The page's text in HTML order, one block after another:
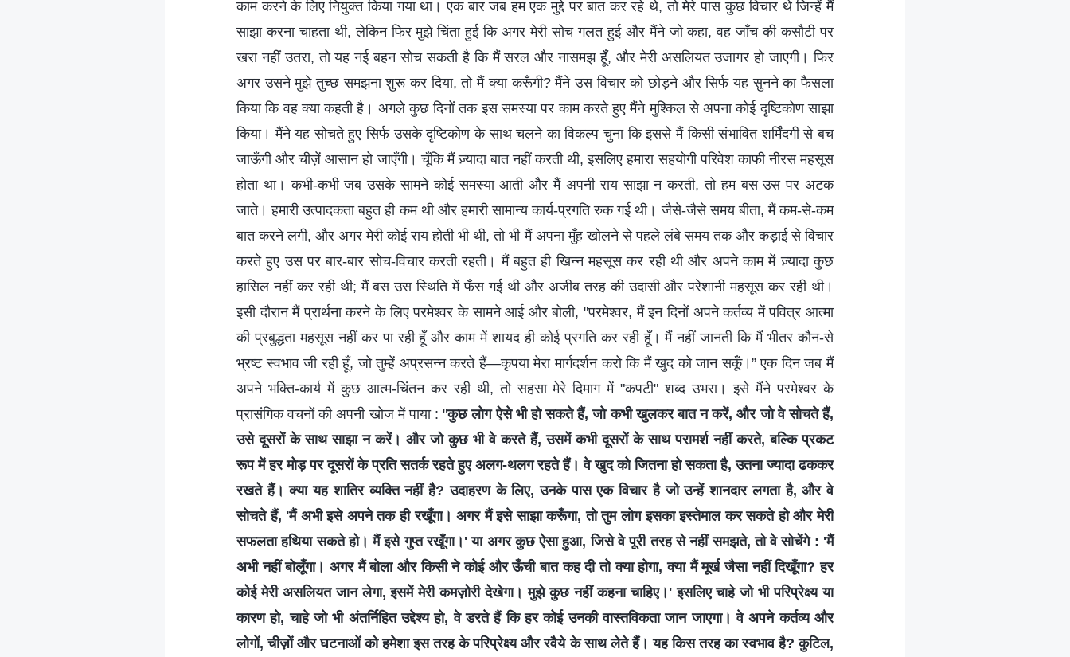
काम करने के लिए नियुक्त किया गया था। एक बार जब हम एक मुद्दे पर बात कर रहे थे, तो मेरे पास कुछ विचार थे जिन्हें मैं
साझा करना चाहता थी, लेकिन फिर मुझे चिंता हुई कि अगर मेरी सोच गलत हुई और मैंने जो कहा, वह जाँच की कसौटी पर
खरा नहीं उतरा, तो यह नई बहन सोच सकती है कि मैं सरल और नासमझ हूँ, और मेरी असलियत उजागर हो जाएगी। फिर
अगर उसने मुझे तुच्छ समझना शुरू कर दिया, तो मैं क्या करूँगी? मैंने उस विचार को छोड़ने और सिर्फ यह सुनने का फैसला
किया कि वह क्या कहती है। अगले कुछ दिनों तक इस समस्या पर काम करते हुए मैंने मुश्किल से अपना कोई दृष्टिकोण साझा
किया। मैंने यह सोचते हुए सिर्फ उसके दृष्टिकोण के साथ चलने का विकल्प चुना कि इससे मैं किसी संभावित शर्मिंदगी से बच
जाऊँगी और चीज़ें आसान हो जाएँगी। चूँकि मैं ज़्यादा बात नहीं करती थी, इसलिए हमारा सहयोगी परिवेश काफी नीरस महसूस
होता था। कभी-कभी जब उसके सामने कोई समस्या आती और मैं अपनी राय साझा न करती, तो हम बस उस पर अटक
जाते। हमारी उत्पादकता बहुत ही कम थी और हमारी सामान्य कार्य-प्रगति रुक गई थी। जैसे-जैसे समय बीता, मैं कम-से-कम
बात करने लगी, और अगर मेरी कोई राय होती भी थी, तो भी मैं अपना मुँह खोलने से पहले लंबे समय तक और कड़ाई से विचार
करते हुए उस पर बार-बार सोच-विचार करती रहती। मैं बहुत ही खिन्न महसूस कर रही थी और अपने काम में ज़्यादा कुछ
हासिल नहीं कर रही थी; मैं बस उस स्थिति में फँस गई थी और अजीब तरह की उदासी और परेशानी महसूस कर रही थी।
इसी दौरान मैं प्रार्थना करने के लिए परमेश्वर के सामने आई और बोली, "परमेश्वर, मैं इन दिनों अपने कर्तव्य में पवित्र आत्मा
की प्रबुद्धता महसूस नहीं कर पा रही हूँ और काम में शायद ही कोई प्रगति कर रही हूँ। मैं नहीं जानती कि मैं भीतर कौन-से
भ्रष्ट स्वभाव जी रही हूँ, जो तुम्हें अप्रसन्न करते हैं—कृपया मेरा मार्गदर्शन करो कि मैं खुद को जान सकूँ।” एक दिन जब मैं
अपने भक्ति-कार्य में कुछ आत्म-चिंतन कर रही थी, तो सहसा मेरे दिमाग में "कपटी" शब्द उभरा। इसे मैंने परमेश्वर के
प्रासंगिक वचनों की अपनी खोज में पाया : "कुछ लोग ऐसे भी हो सकते हैं, जो कभी खुलकर बात न करें, और जो वे सोचते हैं,
उसे दूसरों के साथ साझा न करें। और जो कुछ भी वे करते हैं, उसमें कभी दूसरों के साथ परामर्श नहीं करते, बल्कि प्रकट
रूप में हर मोड़ पर दूसरों के प्रति सतर्क रहते हुए अलग-थलग रहते हैं। वे खुद को जितना हो सकता है, उतना ज्यादा ढककर
रखते हैं। क्या यह शातिर व्यक्ति नहीं है? उदाहरण के लिए, उनके पास एक विचार है जो उन्हें शानदार लगता है, और वे
सोचते हैं, 'मैं अभी इसे अपने तक ही रखूँगा। अगर मैं इसे साझा करूँगा, तो तुम लोग इसका इस्तेमाल कर सकते हो और मेरी
सफलता हथिया सकते हो। मैं इसे गुप्त रखूँगा।' या अगर कुछ ऐसा हुआ, जिसे वे पूरी तरह से नहीं समझते, तो वे सोचेंगे : 'मैं
अभी नहीं बोलूँगा। अगर मैं बोला और किसी ने कोई और ऊँची बात कह दी तो क्या होगा, क्या मैं मूर्ख जैसा नहीं दिखूँगा? हर
कोई मेरी असलियत जान लेगा, इसमें मेरी कमज़ोरी देखेगा। मुझे कुछ नहीं कहना चाहिए।' इसलिए चाहे जो भी परिप्रेक्ष्य या
कारण हो, चाहे जो भी अंतर्निहित उद्देश्य हो, वे डरते हैं कि हर कोई उनकी वास्तविकता जान जाएगा। वे अपने कर्तव्य और
लोगों, चीज़ों और घटनाओं को हमेशा इस तरह के परिप्रेक्ष्य और रवैये के साथ लेते हैं। यह किस तरह का स्वभाव है? कुटिल,